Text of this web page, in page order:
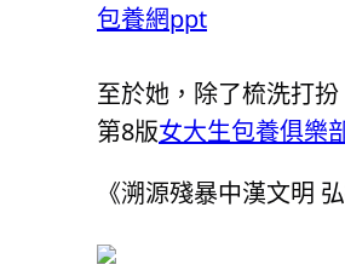
包養網ppt
至於她，除了梳洗打
第8版女大生包養俱樂
《溯源殘暴中漢文明